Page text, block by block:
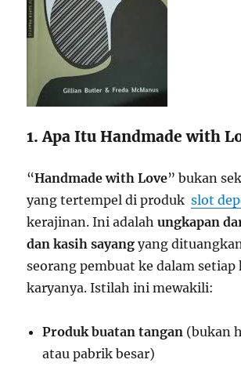
dan
Waktu
1. Apa Itu Handmade with
“Handmade with Love” bukan
yang tertempel di produkslot
kerajinan. Ini adalahungkapan
dan kasih sayang yang
seorang pembuat ke dalam setiap
karyanya. Istilah ini mewakili:
Produk buatan tangan (bukan
atau pabrik besar)